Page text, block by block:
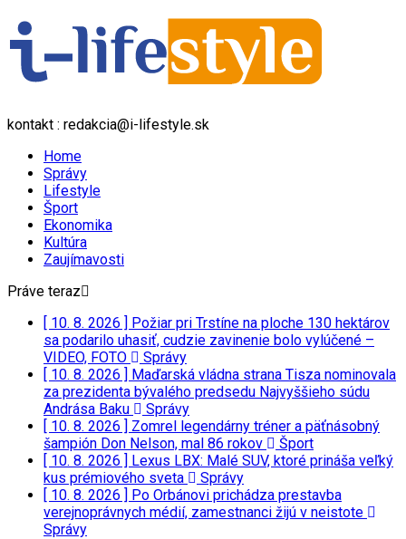
kontakt : redakcia@i-lifestyle.sk
Home
Správy
Lifestyle
Šport
Ekonomika
Kultúra
Zaujímavosti
Práve teraz
[ 10. 8. 2026 ] Požiar pri Trstíne na ploche 130 hektárov
sa podarilo uhasiť, cudzie zavinenie bolo vylúčené –
VIDEO, FOTO
Správy
[ 10. 8. 2026 ] Maďarská vládna strana Tisza nominovala
za prezidenta bývalého predsedu Najvyššieho súdu
Andrása Baku
Správy
[ 10. 8. 2026 ] Zomrel legendárny tréner a päťnásobný
šampión Don Nelson, mal 86 rokov
Šport
[ 10. 8. 2026 ] Lexus LBX: Malé SUV, ktoré prináša veľký
kus prémiového sveta
Správy
[ 10. 8. 2026 ] Po Orbánovi prichádza prestavba
verejnoprávnych médií, zamestnanci žijú v neistote
Správy